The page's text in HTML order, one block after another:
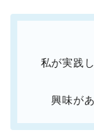
私が実践
興味が